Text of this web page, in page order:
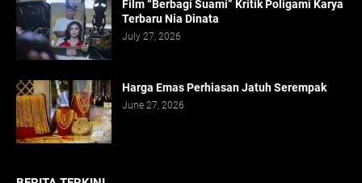
Film “Berbagi Suami” Kritik Poligami Karya
Terbaru Nia Dinata
July 27, 2026
Harga Emas Perhiasan Jatuh Serempak
June 27, 2026